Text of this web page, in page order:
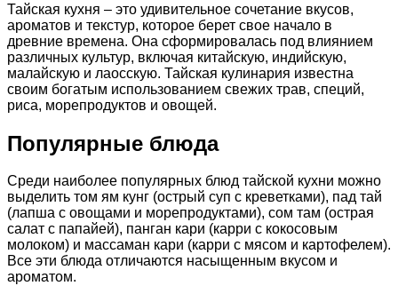
Тайская кухня – это удивительное сочетание вкусов,
ароматов и текстур, которое берет свое начало в
древние времена. Она сформировалась под влиянием
различных культур, включая китайскую, индийскую,
малайскую и лаосскую. Тайская кулинария известна
своим богатым использованием свежих трав, специй,
риса, морепродуктов и овощей.
Популярные блюда
Среди наиболее популярных блюд тайской кухни можно
выделить том ям кунг (острый суп с креветками), пад тай
(лапша с овощами и морепродуктами), сом там (острая
салат с папайей), панган кари (карри с кокосовым
молоком) и массаман кари (карри с мясом и картофелем).
Все эти блюда отличаются насыщенным вкусом и
ароматом.